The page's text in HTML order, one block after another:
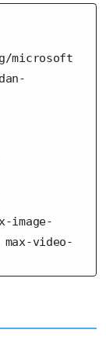
microsoft
image-
video-